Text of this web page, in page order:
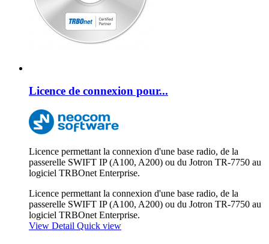
Licence de connexion pour...
Licence permettant la connexion d'une base radio, de la
passerelle SWIFT IP (A100, A200) ou du Jotron TR-7750 au
logiciel TRBOnet Enterprise.
Licence permettant la connexion d'une base radio, de la
passerelle SWIFT IP (A100, A200) ou du Jotron TR-7750 au
logiciel TRBOnet Enterprise.
View Detail Quick view